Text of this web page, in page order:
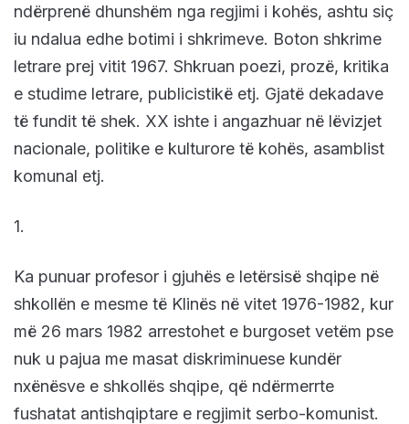
ndërprenë dhunshëm nga regjimi i kohës, ashtu siç
iu ndalua edhe botimi i shkrimeve. Boton shkrime
letrare prej vitit 1967. Shkruan poezi, prozë, kritika
e studime letrare, publicistikë etj. Gjatë dekadave
të fundit të shek. XX ishte i angazhuar në lëvizjet
nacionale, politike e kulturore të kohës, asamblist
komunal etj.
1.
Ka punuar profesor i gjuhës e letërsisë shqipe në
shkollën e mesme të Klinës në vitet 1976-1982, kur
më 26 mars 1982 arrestohet e burgoset vetëm pse
nuk u pajua me masat diskriminuese kundër
nxënësve e shkollës shqipe, që ndërmerrte
fushatat antishqiptare e regjimit serbo-komunist.